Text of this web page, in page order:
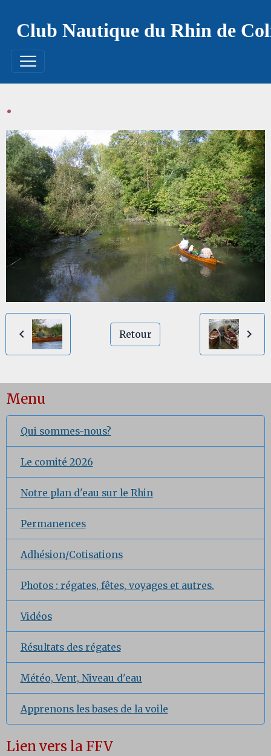
Club Nautique du Rhin de
.
Retour
Menu
Qui sommes-nous?
Le comité 2026
Notre plan d'eau sur le Rhin
Permanences
Adhésion/Cotisations
Photos : régates, fêtes, voyages et autres.
Vidéos
Résultats des régates
Météo, Vent, Niveau d'eau
Apprenons les bases de la voile
Lien vers la FFV